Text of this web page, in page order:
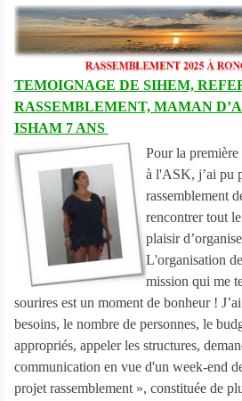
TEMOIGNAGE DE SIHEM,
RASSEMBLEMENT, MAMAN
ISHAM 7 ANS
Pour la
à l'ASK, j’ai pu
rassemblement
rencontrer tout
plaisir
L'organisation
mission qui me
sourires est un moment de bonheur !
besoins, le nombre de personnes, le
appropriés, appeler les structures,
communication en vue d'un week-end
projet rassemblement », constituée de